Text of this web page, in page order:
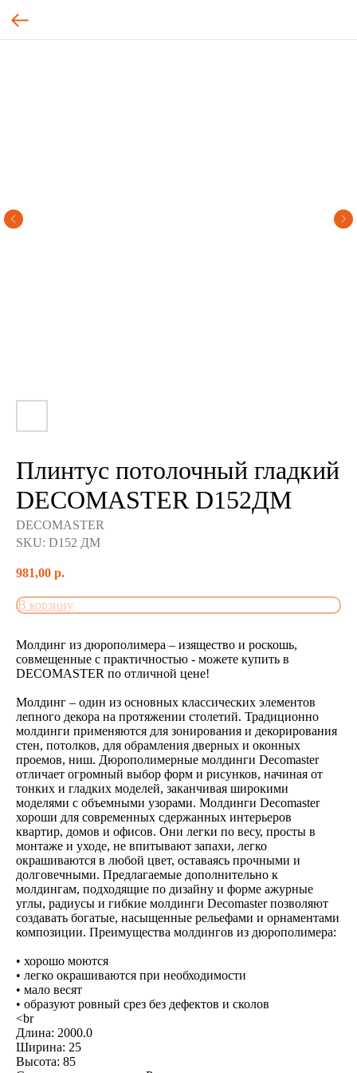
Плинтус потолочный гладкий
DECOMASTER D152ДМ
DECOMASTER
SKU: D152 ДМ
981,00 р.
В корзину
Молдинг из дюрополимера – изящество и роскошь,
совмещенные с практичностью - можете купить в
DECOMASTER по отличной цене!
Молдинг – один из основных классических элементов
лепного декора на протяжении столетий. Традиционно
молдинги применяются для зонирования и декорирования
стен, потолков, для обрамления дверных и оконных
проемов, ниш. Дюрополимерные молдинги Decomaster
отличает огромный выбор форм и рисунков, начиная от
тонких и гладких моделей, заканчивая широкими
моделями с объемными узорами. Молдинги Decomaster
хороши для современных сдержанных интерьеров
квартир, домов и офисов. Они легки по весу, просты в
монтаже и уходе, не впитывают запахи, легко
окрашиваются в любой цвет, оставаясь прочными и
долговечными. Предлагаемые дополнительно к
молдингам, подходящие по дизайну и форме ажурные
углы, радиусы и гибкие молдинги Decomaster позволяют
создавать богатые, насыщенные рельефами и орнаментами
композиции. Преимущества молдингов из дюрополимера:
• хорошо моются
• легко окрашиваются при необходимости
• мало весят
• образуют ровный срез без дефектов и сколов
<br
Длина: 2000.0
Ширина: 25
Высота: 85